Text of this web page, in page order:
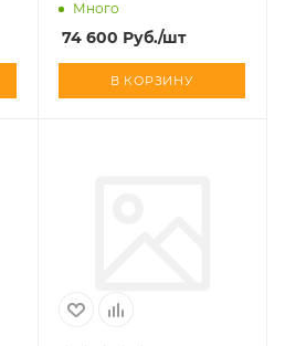
белый
Много
74 600 Руб./шт
В КОРЗИНУ